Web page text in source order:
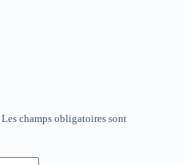
Les champs obligatoires sont